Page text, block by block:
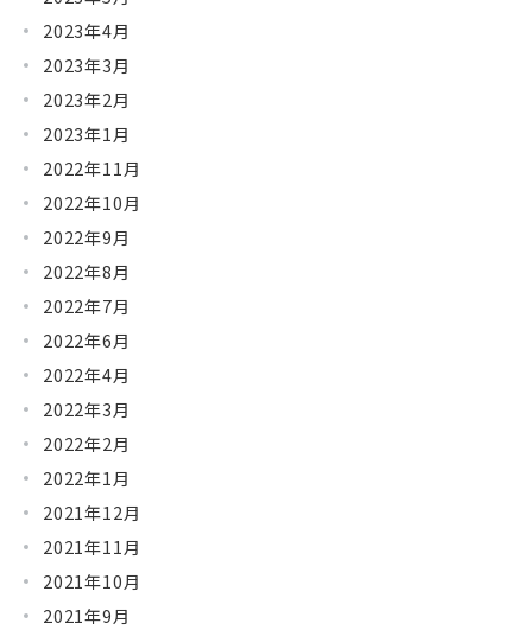
2023年4月
2023年3月
2023年2月
2023年1月
2022年11月
2022年10月
2022年9月
2022年8月
2022年7月
2022年6月
2022年4月
2022年3月
2022年2月
2022年1月
2021年12月
2021年11月
2021年10月
2021年9月